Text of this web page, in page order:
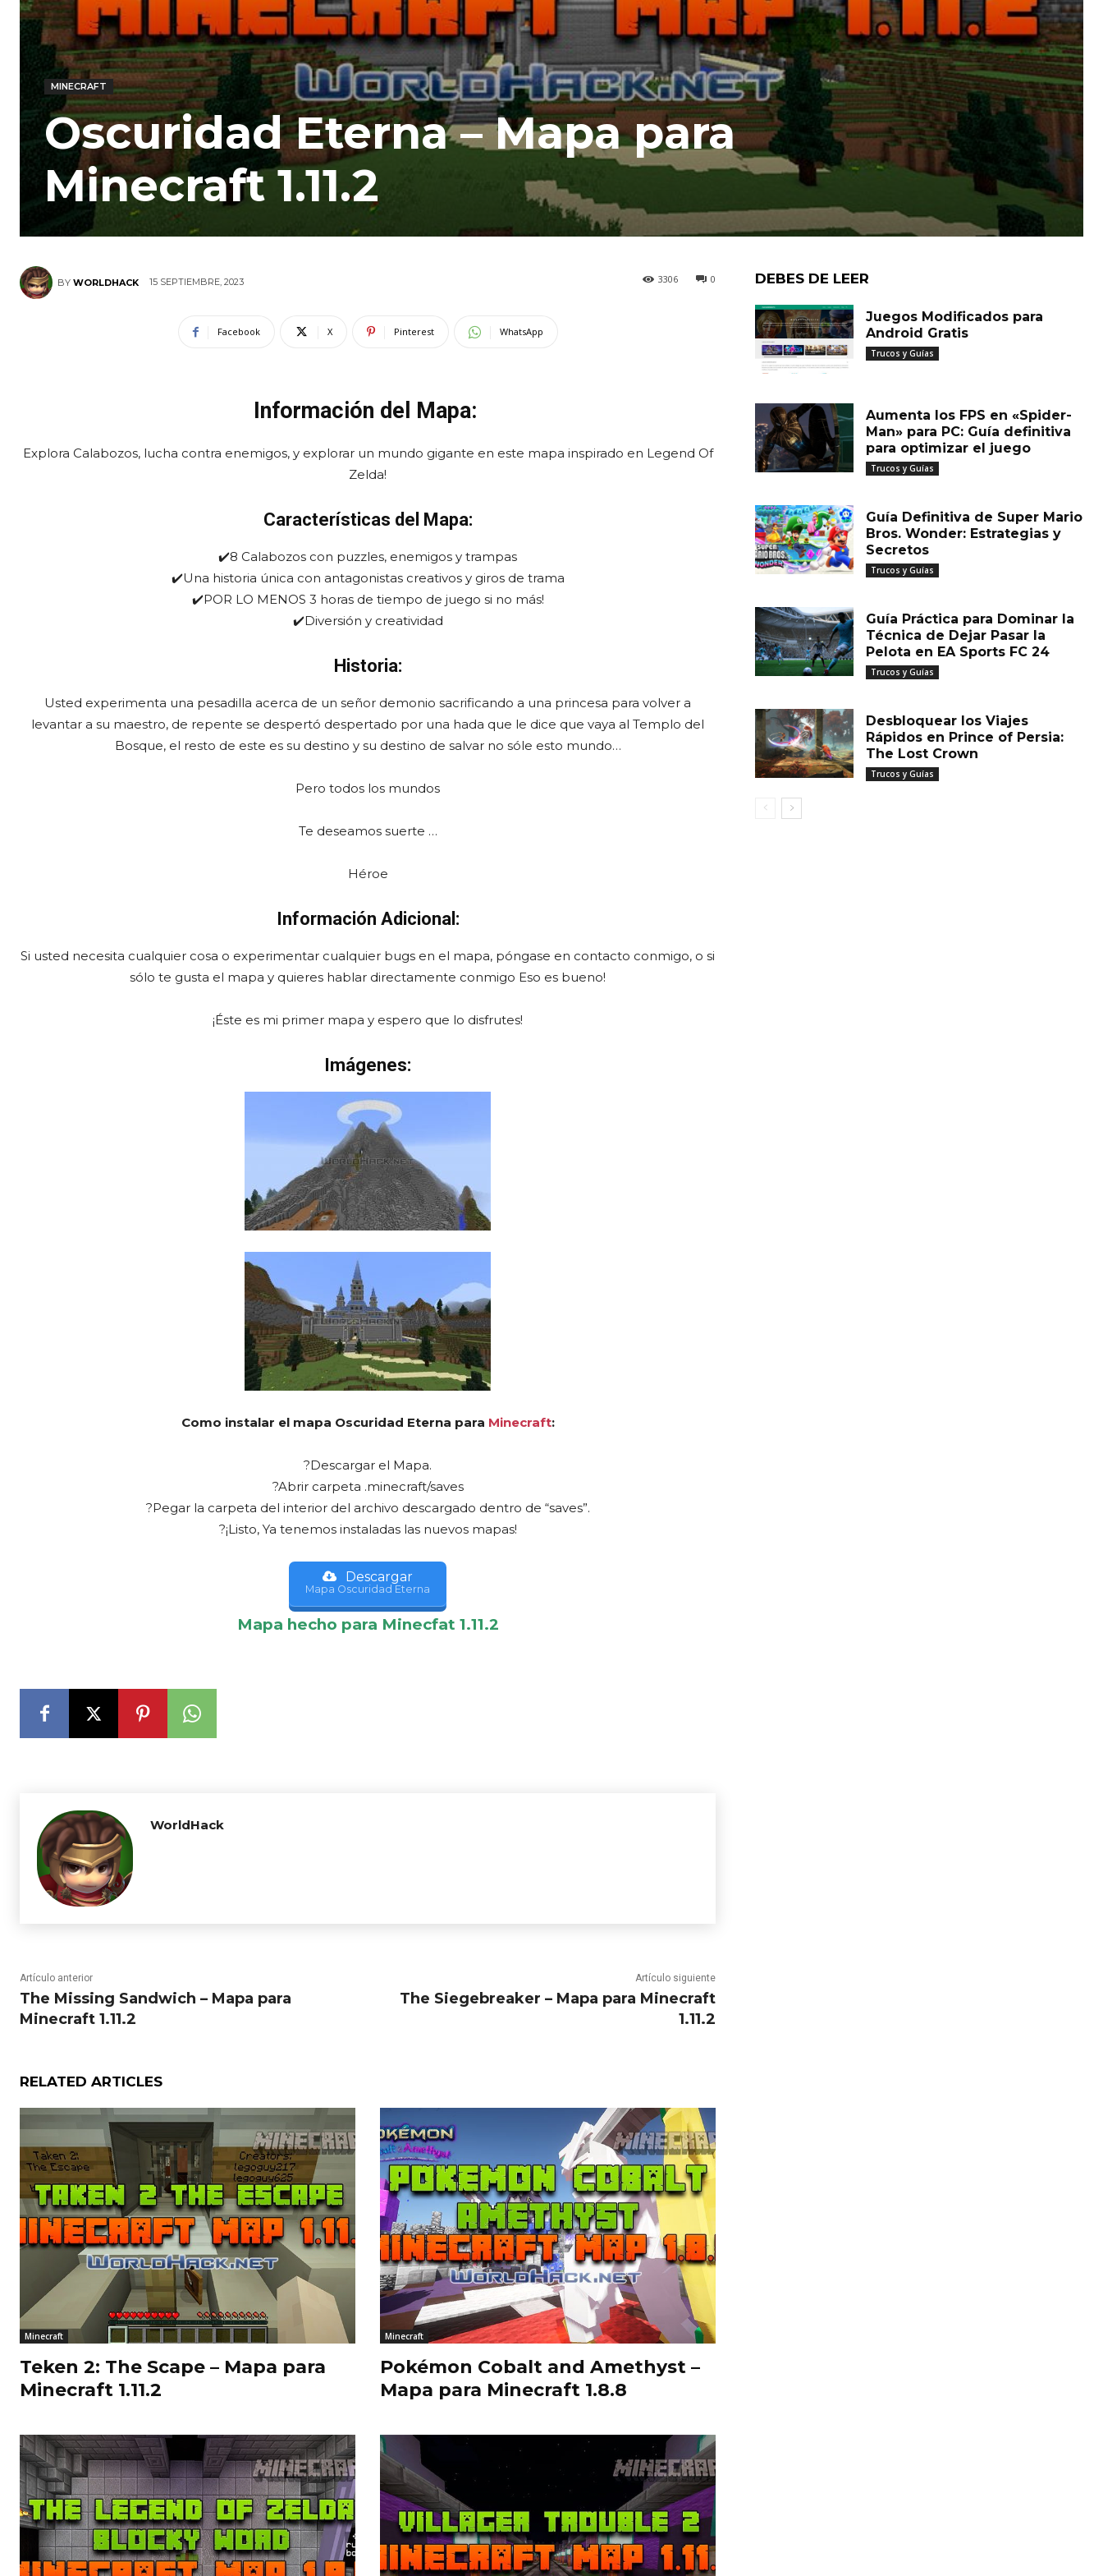
MINECRAFT
Oscuridad Eterna – Mapa para
Minecraft 1.11.2
BY WORLDHACK 15 SEPTIEMBRE, 2023 0
3306
Facebook X Pinterest WhatsApp
Información del Mapa:
Explora Calabozos, lucha contra enemigos, y explorar un mundo gigante en este mapa inspirado en Legend Of
Zelda!
Características del Mapa:
✔️8 Calabozos con puzzles, enemigos y trampas
✔️Una historia única con antagonistas creativos y giros de trama
✔️POR LO MENOS 3 horas de tiempo de juego si no más!
✔️Diversión y creatividad
Historia:
Usted experimenta una pesadilla acerca de un señor demonio sacrificando a una princesa para volver a
levantar a su maestro, de repente se despertó despertado por una hada que le dice que vaya al Templo del
Bosque, el resto de este es su destino y su destino de salvar no sóle esto mundo…
Pero todos los mundos
Te deseamos suerte …
Héroe
Información Adicional:
Si usted necesita cualquier cosa o experimentar cualquier bugs en el mapa, póngase en contacto conmigo, o si
sólo te gusta el mapa y quieres hablar directamente conmigo Eso es bueno!
¡Éste es mi primer mapa y espero que lo disfrutes!
Imágenes:
Como instalar el mapa Oscuridad Eterna para Minecraft:
?Descargar el Mapa.
?Abrir carpeta .minecraft/saves
?Pegar la carpeta del interior del archivo descargado dentro de “saves”.
?¡Listo, Ya tenemos instaladas las nuevos mapas!
Descargar
Mapa Oscuridad Eterna
Mapa hecho para Minecfat 1.11.2
WorldHack
Artículo anterior
The Missing Sandwich – Mapa para
Minecraft 1.11.2
Artículo siguiente
The Siegebreaker – Mapa para Minecraft
1.11.2
RELATED ARTICLES
Minecraft
Teken 2: The Scape – Mapa para
Minecraft 1.11.2
Minecraft
Pokémon Cobalt and Amethyst –
Mapa para Minecraft 1.8.8
DEBES DE LEER
Juegos Modificados para
Android Gratis
Trucos y Guías
Aumenta los FPS en «Spider-
Man» para PC: Guía definitiva
para optimizar el juego
Trucos y Guías
Guía Definitiva de Super Mario
Bros. Wonder: Estrategias y
Secretos
Trucos y Guías
Guía Práctica para Dominar la
Técnica de Dejar Pasar la
Pelota en EA Sports FC 24
Trucos y Guías
Desbloquear los Viajes
Rápidos en Prince of Persia:
The Lost Crown
Trucos y Guías